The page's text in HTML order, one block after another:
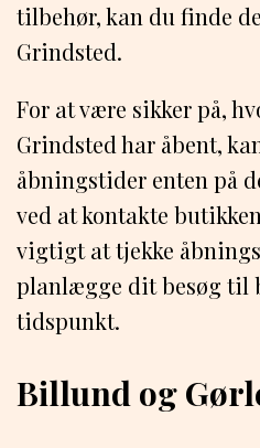
tilbehør, kan du finde
Grindsted.
For at være sikker på,
Grindsted har åbent,
åbningstider enten på
ved at kontakte
vigtigt at tjekke
planlægge dit besøg til
tidspunkt.
Billund og